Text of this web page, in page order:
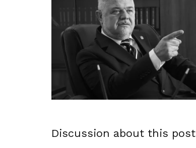
Discussion about this post